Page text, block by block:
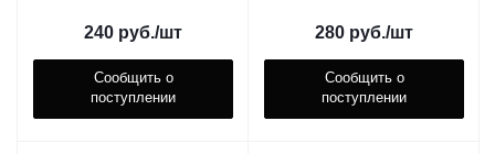
240 руб./шт
Сообщить о
поступлении
280 руб./шт
Сообщить о
поступлении